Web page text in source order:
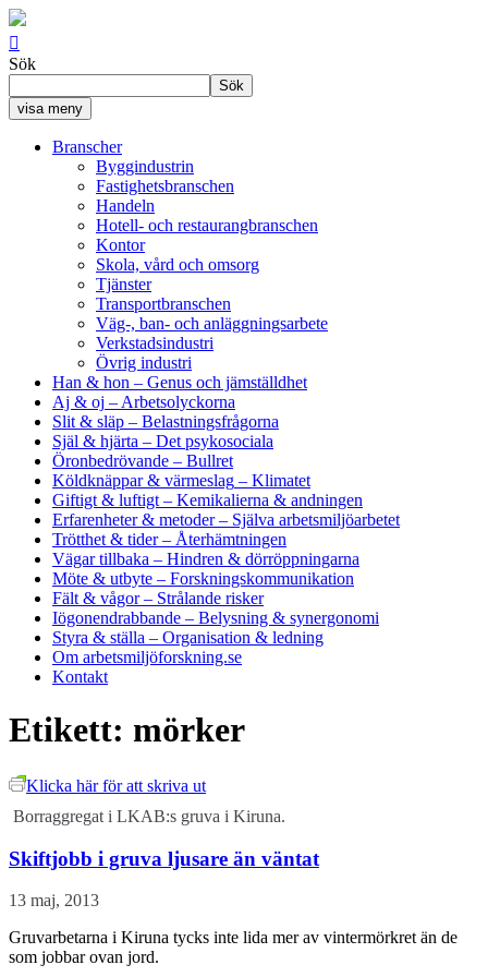

Sök
Sök
visa meny
Branscher
Byggindustrin
Fastighetsbranschen
Handeln
Hotell- och restaurangbranschen
Kontor
Skola, vård och omsorg
Tjänster
Transportbranschen
Väg-, ban- och anläggningsarbete
Verkstadsindustri
Övrig industri
Han & hon – Genus och jämställdhet
Aj & oj – Arbetsolyckorna
Slit & släp – Belastningsfrågorna
Själ & hjärta – Det psykosociala
Öronbedrövande – Bullret
Köldknäppar & värmeslag – Klimatet
Giftigt & luftigt – Kemikalierna & andningen
Erfarenheter & metoder– Själva arbetsmiljöarbetet
Trötthet & tider– Återhämtningen
Vägar tillbaka – Hindren & dörröppningarna
Möte & utbyte – Forskningskommunikation
Fält & vågor– Strålande risker
Iögonendrabbande – Belysning & synergonomi
Styra & ställa – Organisation & ledning
Om arbetsmiljöforskning.se
Kontakt
Etikett: mörker
Klicka här för att skriva ut
Borraggregat i LKAB:s gruva i Kiruna.
Skiftjobb i gruva ljusare än väntat
13 maj, 2013
Gruvarbetarna i Kiruna tycks inte lida mer av vintermörkret än de
som jobbar ovan jord.